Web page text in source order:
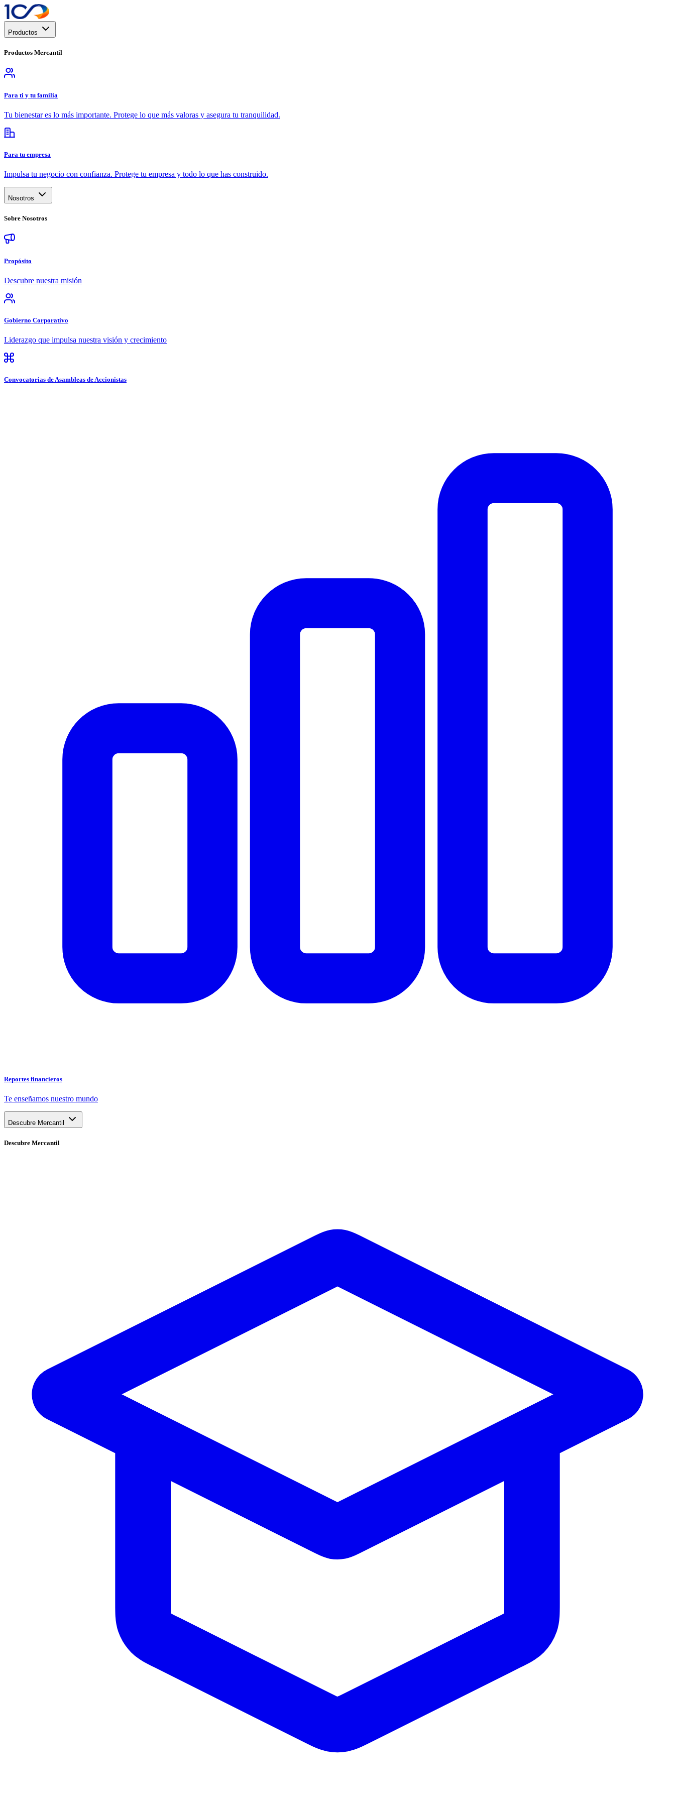
Productos
Productos Mercantil
Para ti y tu familia
Tu bienestar es lo más importante. Protege lo que más valoras y asegura tu tranquilidad.
Para tu empresa
Impulsa tu negocio con confianza. Protege tu empresa y todo lo que has construido.
Nosotros
Sobre Nosotros
Propósito
Descubre nuestra misión
Gobierno Corporativo
Liderazgo que impulsa nuestra visión y crecimiento
Convocatorias de Asambleas de Accionistas
Reportes financieros
Te enseñamos nuestro mundo
Descubre Mercantil
Descubre Mercantil